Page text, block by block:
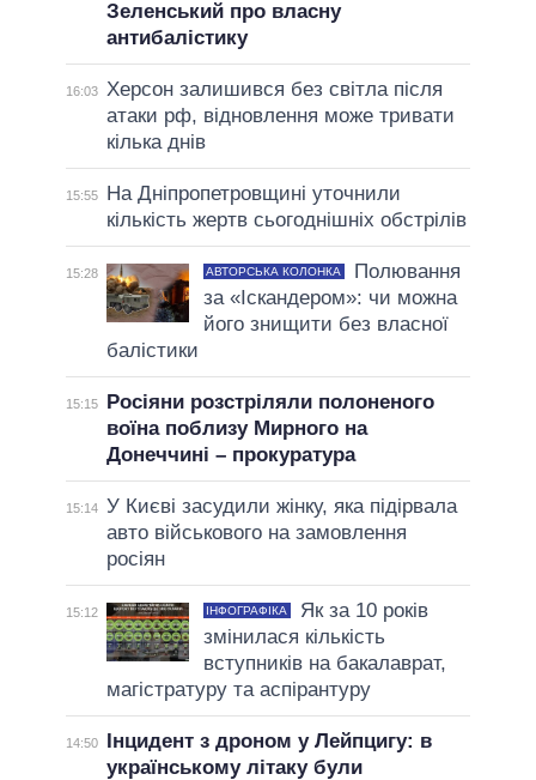
Зеленський про власну
антибалістику
16:03 Херсон залишився без світла після
атаки рф, відновлення може тривати
кілька днів
15:55
На Дніпропетровщині уточнили
кількість жертв сьогоднішніх обстрілів
15:28 АВТОРСЬКА КОЛОНКА
Полювання
за «Іскандером»: чи можна
його знищити без власної
балістики
15:15
Росіяни розстріляли полоненого
воїна поблизу Мирного на
Донеччині – прокуратура
15:14 У Києві засудили жінку, яка підірвала
авто військового на замовлення
росіян
15:12 ІНФОГРАФІКА
Як за 10 років
змінилася кількість
вступників на бакалаврат,
магістратуру та аспірантуру
14:50
Інцидент з дроном у Лейпцигу: в
українському літаку були